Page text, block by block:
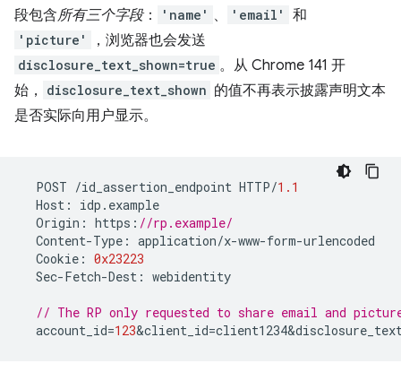
段包含所有三个字段： 'name' 、 'email' 和
'picture' ，浏览器也会发送
disclosure_text_shown=true 。从 Chrome 141 开
始，
disclosure_text_shown 的值不再表示披露声明文本
是否实际向用户显示。
POST /id_assertion_endpoint HTTP/1.1
Host : idp . example
Origin : https : //rp.example/
Content-Type : application/x-www-form-urlencoded
Cookie : 0x23223
Sec-Fetch-Dest : webidentity
// The RP only requested to share email and
account_id=123&client_id=